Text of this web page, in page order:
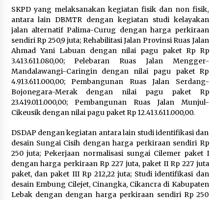
Respons Cepat Aduan Warga, Wali
Kota Serang Bantu Bedah Rumah
Roboh Korban Bencana, Salurkan
Bantuan Rp30 Juta
5 Agustus 2026
Wali Kota Serang Budi Rustandi
Berikan Penghargaan kepada
Pemenang Sayembara Logo HUT ke-
19 Kota Serang
Polres Cilegon Gelar Apel
Kesiapsiagaan Hadapi Ancaman
Kebakaran Akibat Fenomena El Niño
5 Agustus 2026
SKPD yang melaksanakan kegiatan fisik dan non fisik,
antara lain DBMTR dengan kegiatan studi kelayakan
jalan alternatif Palima-Curug dengan harga perkiraan
sendiri Rp 250,9 juta; Rehabilitasi Jalan Provinsi Ruas Jalan
Ahmad Yani Labuan dengan nilai pagu paket Rp Rp
3.413.611.080,00; Pelebaran Ruas Jalan Mengger-
Mandalawangi-Caringin dengan nilai pagu paket Rp
4.913.611.000,00; Pembangunan Ruas Jalan Serdang-
Bojonegara-Merak dengan nilai pagu paket Rp
23.419.011.000,00; Pembangunan Ruas Jalan Munjul-
Cikeusik dengan nilai pagu paket Rp 12.413.611.000,00.
DSDAP dengan kegiatan antara lain studi identifikasi dan
desain Sungai Cisih dengan harga perkiraan sendiri Rp
250 juta; Pekerjaan normalisasi sungai Cilemer paket I
dengan harga perkiraan Rp 227 juta, paket II Rp 227 juta
paket, dan paket III Rp 212,22 juta; Studi identifikasi dan
desain Embung Cilejet, Cinangka, Cikancra di Kabupaten
Lebak dengan dengan harga perkiraan sendiri Rp 250